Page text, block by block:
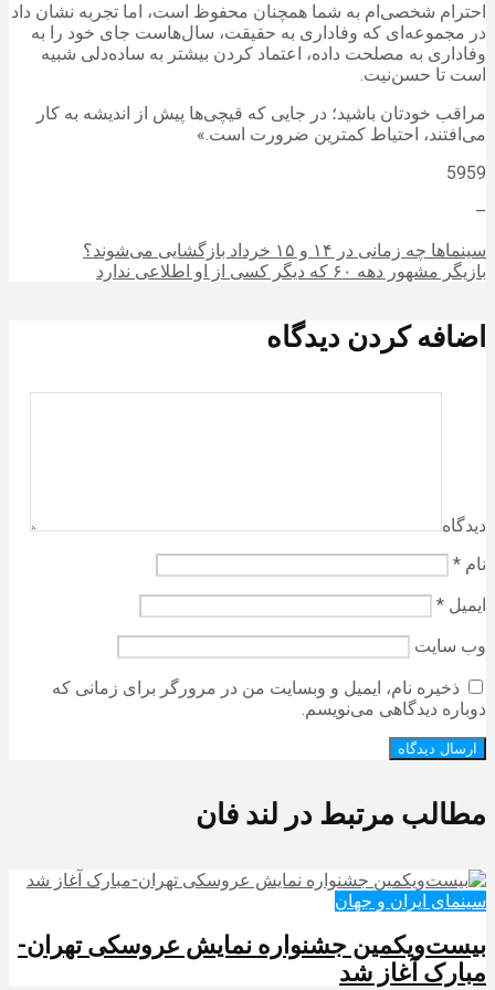
احترام شخصی‌ام به شما همچنان محفوظ است، اما تجربه نشان داد
در مجموعه‌ای که وفاداری به حقیقت، سال‌هاست جای خود را به
وفاداری به مصلحت داده، اعتماد کردن بیشتر به ساده‌دلی شبیه
است تا حسن‌نیت.
مراقب خودتان باشید؛ در جایی که قیچی‌ها پیش از اندیشه به کار
می‌افتند، احتیاط کمترین ضرورت است.»
5959
–
سینماها چه زمانی در ۱۴ و ۱۵ خرداد بازگشایی می‌شوند؟
بازیگر مشهور دهه ۶۰ که دیگر کسی از او اطلاعی ندارد
اضافه کردن دیدگاه
دیدگاه
نام *
ایمیل *
وب‌ سایت
ذخیره نام، ایمیل و وبسایت من در مرورگر برای زمانی که
دوباره دیدگاهی می‌نویسم.
مطالب مرتبط در لند فان
سینمای ایران و جهان
بیست‌ویکمین جشنواره نمایش عروسکی تهران-
مبارک آغاز شد